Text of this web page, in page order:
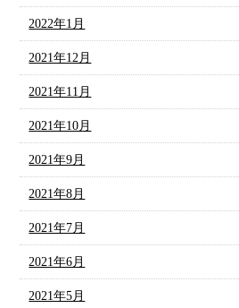
2022年1月
2021年12月
2021年11月
2021年10月
2021年9月
2021年8月
2021年7月
2021年6月
2021年5月